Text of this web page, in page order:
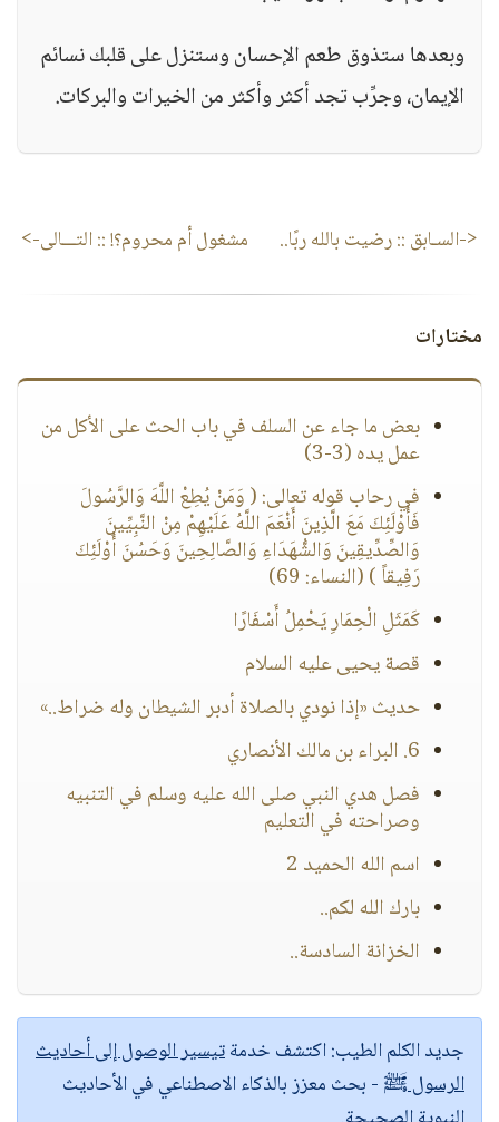
وبعدها ستذوق طعم الإحسان وستنزل على قلبك نسائم
الإيمان، وجرِّب تجد أكثر وأكثر من الخيرات والبركات.
<-السـابق ::رضيت بالله ربًا.. مشغول أم محروم؟!:: التـــالى->
مختارات
بعض ما جاء عن السلف في باب الحث على الأكل من
عمل يده (3-3)
في رحاب قوله تعالى: ( وَمَنْ يُطِعْ اللَّهَ وَالرَّسُولَ
فَأُوْلَئِكَ مَعَ الَّذِينَ أَنْعَمَ اللَّهُ عَلَيْهِمْ مِنْ النَّبِيِّينَ
وَالصِّدِّيقِينَ وَالشُّهَدَاءِ وَالصَّالِحِينَ وَحَسُنَ أُوْلَئِكَ
رَفِيقاً ) (النساء: 69)
كَمَثَلِ الْحِمَارِ يَحْمِلُ أَسْفَارًا
قصة يحيى عليه السلام
حديث «إذا نودي بالصلاة أدبر الشيطان وله ضراط..»
6. البراء بن مالك الأنصاري
فصل هدي النبي صلى الله عليه وسلم في التنبيه
وصراحته في التعليم
اسم الله الحميد 2
بارك الله لكم..
الخزانة السادسة..
جديد الكلم الطيب:اكتشف خدمةتيسير الوصول إلى أحاديث
الرسول ﷺ - بحث معزز بالذكاء الاصطناعي في الأحاديث